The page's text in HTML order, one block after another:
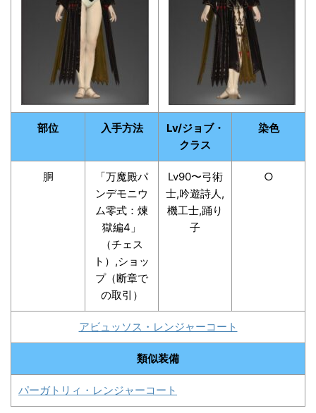
部位 入手方法
Lv/ジョブ・
クラス
染色
胴
「万魔殿パ
ンデモニウ
ム零式：煉
獄編4」
（チェス
ト）,ショッ
プ（断章で
の取引）
Lv90〜弓術
士,吟遊詩人,
機工士,踊り
子
○
アビュッソス・レンジャーコート
類似装備
パーガトリィ・レンジャーコート